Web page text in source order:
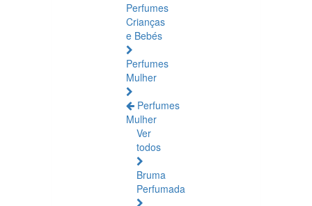
Perfumes
Crianças
e Bebés
Perfumes
Mulher
Perfumes
Mulher
Ver
todos
Bruma
Perfumada